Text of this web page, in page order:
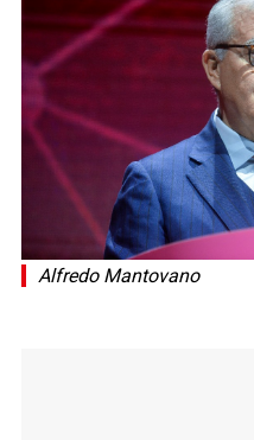
Alfredo Mantovano